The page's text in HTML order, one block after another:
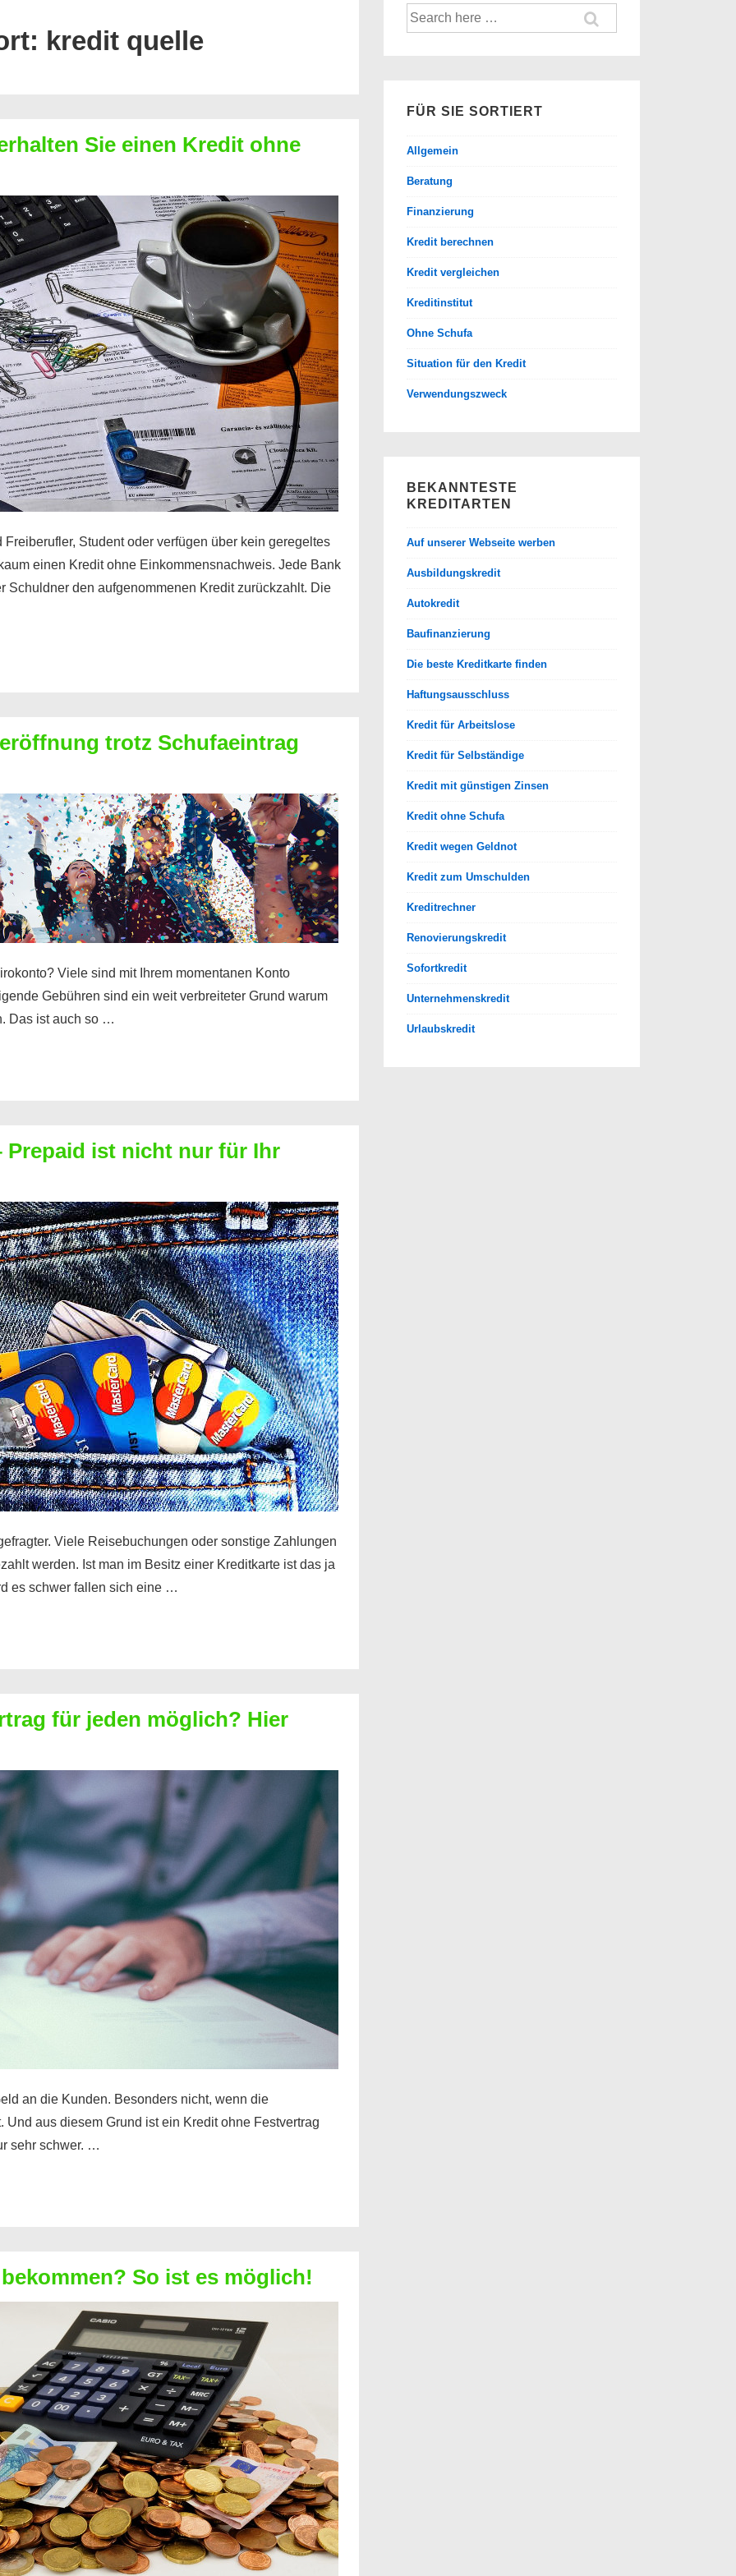
kredit quelle
Sie einen Kredit ohne
Student oder verfügen über kein geregeltes
einen Kredit ohne Einkommensnachweis. Jede Bank
Schuldner den aufgenommenen Kredit zurückzahlt. Die
trotz Schufaeintrag
Viele sind mit Ihrem momentanen Konto
Gebühren sind ein weit verbreiteter Grund warum
Das ist auch so …
Prepaid ist nicht nur für Ihr
Viele Reisebuchungen oder sonstige Zahlungen
werden. Ist man im Besitz einer Kreditkarte ist das ja
es schwer fallen sich eine …
für jeden möglich? Hier
an die Kunden. Besonders nicht, wenn die
aus diesem Grund ist ein Kredit ohne Festvertrag
sehr schwer. …
So ist es möglich!
Suche
nach:
FÜR SIE SORTIERT
Allgemein
Beratung
Finanzierung
Kredit berechnen
Kredit vergleichen
Kreditinstitut
Ohne Schufa
Situation für den Kredit
Verwendungszweck
BEKANNTESTE
KREDITARTEN
Auf unserer Webseite werben
Ausbildungskredit
Autokredit
Baufinanzierung
Die beste Kreditkarte finden
Haftungsausschluss
Kredit für Arbeitslose
Kredit für Selbständige
Kredit mit günstigen Zinsen
Kredit ohne Schufa
Kredit wegen Geldnot
Kredit zum Umschulden
Kreditrechner
Renovierungskredit
Sofortkredit
Unternehmenskredit
Urlaubskredit